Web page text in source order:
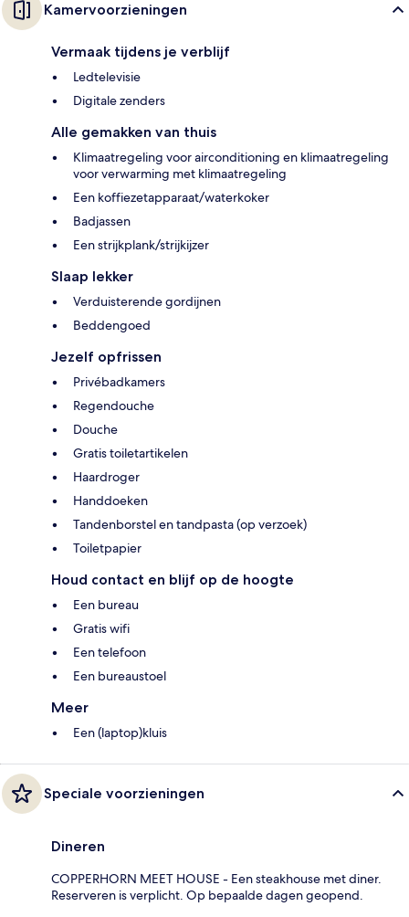
Kamervoorzieningen
Vermaak tijdens je verblijf
Ledtelevisie
Digitale zenders
Alle gemakken van thuis
Klimaatregeling voor airconditioning en klimaatregeling
voor verwarming met klimaatregeling
Een koffiezetapparaat/waterkoker
Badjassen
Een strijkplank/strijkijzer
Slaap lekker
Verduisterende gordijnen
Beddengoed
Jezelf opfrissen
Privébadkamers
Regendouche
Douche
Gratis toiletartikelen
Haardroger
Handdoeken
Tandenborstel en tandpasta (op verzoek)
Toiletpapier
Houd contact en blijf op de hoogte
Een bureau
Gratis wifi
Een telefoon
Een bureaustoel
Meer
Een (laptop)kluis
Speciale voorzieningen
Dineren
COPPERHORN MEET HOUSE - Een steakhouse met diner.
Reserveren is verplicht. Op bepaalde dagen geopend.